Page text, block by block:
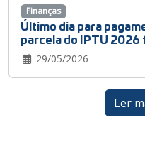
Último dia para
parcela do IPTU
29/05/2026
Finanças
Ler